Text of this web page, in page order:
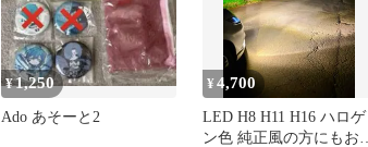
¥1,250
Ado あそーと2
¥4,700
LED H8 H11 H16 ハロゲ
ン色 純正風の方にもおす